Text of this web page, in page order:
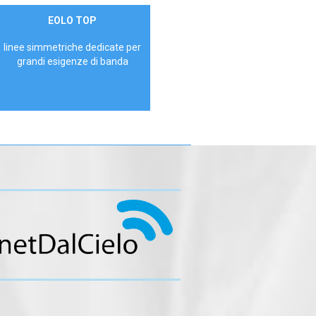
ContattaciEOLO TOP
linee simmetriche dedicate per
grandi esigenze di banda